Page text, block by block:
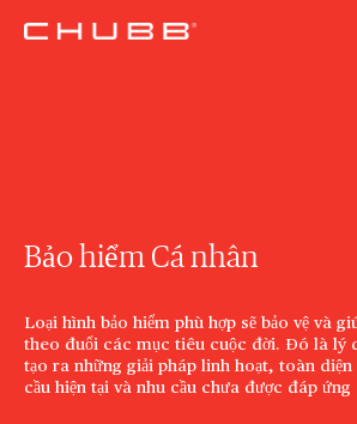
Bảo hiểm Cá nhân
Loại hình bảo hiểm phù hợp sẽ bảo vệ và
theo đuổi các mục tiêu cuộc đời. Đó là lý
tạo ra những giải pháp linh hoạt, toàn
cầu hiện tại và nhu cầu chưa được đáp ứng